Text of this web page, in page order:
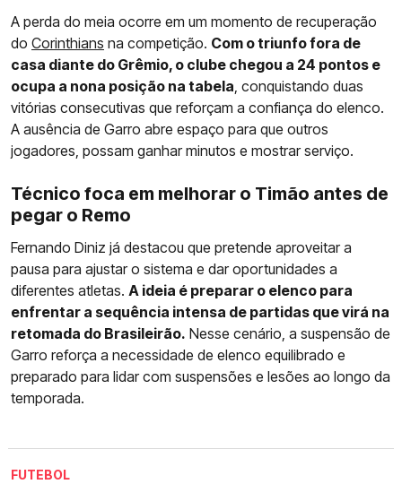
A perda do meia ocorre em um momento de recuperação
do Corinthians na competição. Com o triunfo fora de
casa diante do Grêmio, o clube chegou a 24 pontos e
ocupa a nona posição na tabela , conquistando duas
vitórias consecutivas que reforçam a confiança do elenco.
A ausência de Garro abre espaço para que outros
jogadores, possam ganhar minutos e mostrar serviço.
Técnico foca em melhorar o Timão antes de
pegar o Remo
Fernando Diniz já destacou que pretende aproveitar a
pausa para ajustar o sistema e dar oportunidades a
diferentes atletas. A ideia é preparar o elenco para
enfrentar a sequência intensa de partidas que virá na
retomada do Brasileirão. Nesse cenário, a suspensão de
Garro reforça a necessidade de elenco equilibrado e
preparado para lidar com suspensões e lesões ao longo da
temporada.
FUTEBOL